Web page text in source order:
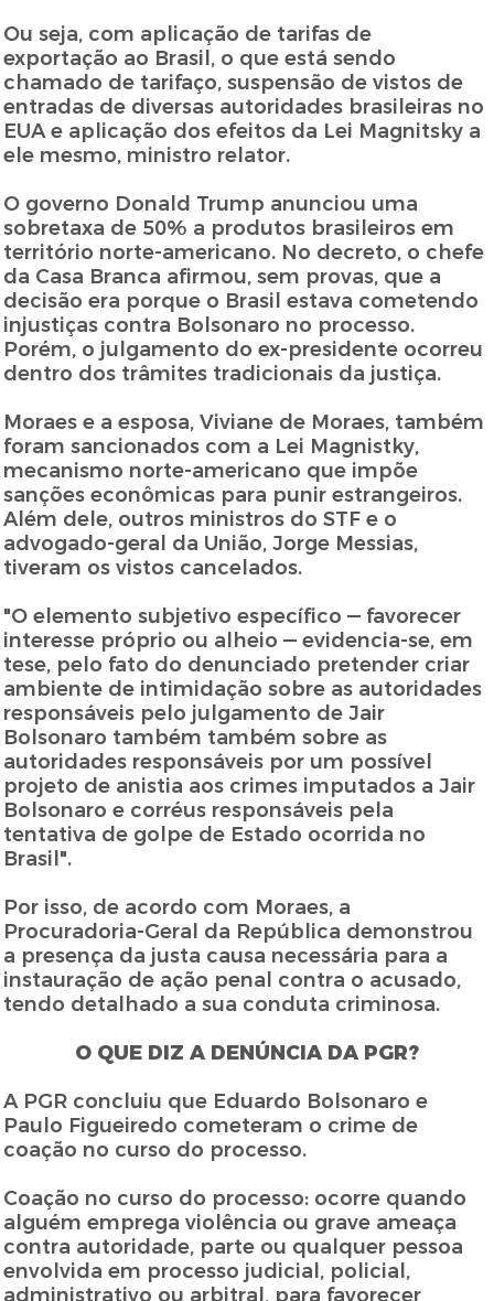
Ou seja, com aplicação de tarifas de
exportação ao Brasil, o que está sendo
chamado de tarifaço, suspensão de vistos de
entradas de diversas autoridades brasileiras no
EUA e aplicação dos efeitos da Lei Magnitsky a
ele mesmo, ministro relator.
O governo Donald Trump anunciou uma
sobretaxa de 50% a produtos brasileiros em
território norte-americano. No decreto, o chefe
da Casa Branca afirmou, sem provas, que a
decisão era porque o Brasil estava cometendo
injustiças contra Bolsonaro no processo.
Porém, o julgamento do ex-presidente ocorreu
dentro dos trâmites tradicionais da justiça.
Moraes e a esposa, Viviane de Moraes, também
foram sancionados com a Lei Magnistky,
mecanismo norte-americano que impõe
sanções econômicas para punir estrangeiros.
Além dele, outros ministros do STF e o
advogado-geral da União, Jorge Messias,
tiveram os vistos cancelados.
"O elemento subjetivo específico — favorecer
interesse próprio ou alheio — evidencia-se, em
tese, pelo fato do denunciado pretender criar
ambiente de intimidação sobre as autoridades
responsáveis pelo julgamento de Jair
Bolsonaro também também sobre as
autoridades responsáveis por um possível
projeto de anistia aos crimes imputados a Jair
Bolsonaro e corréus responsáveis pela
tentativa de golpe de Estado ocorrida no
Brasil".
Por isso, de acordo com Moraes, a
Procuradoria-Geral da República demonstrou
a presença da justa causa necessária para a
instauração de ação penal contra o acusado,
tendo detalhado a sua conduta criminosa.
O QUE DIZ A DENÚNCIA DA PGR?
A PGR concluiu que Eduardo Bolsonaro e
Paulo Figueiredo cometeram o crime de
coação no curso do processo.
Coação no curso do processo: ocorre quando
alguém emprega violência ou grave ameaça
contra autoridade, parte ou qualquer pessoa
envolvida em processo judicial, policial,
administrativo ou arbitral, para favorecer